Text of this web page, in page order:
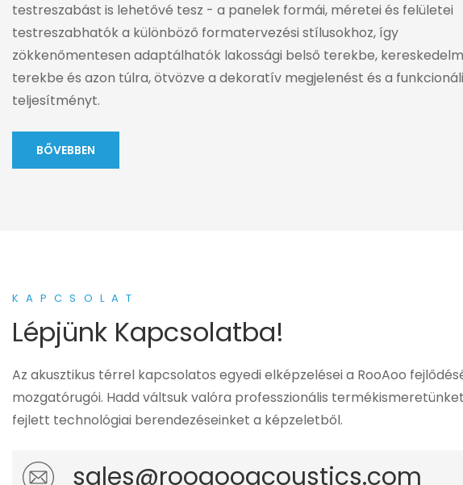
testreszabást is lehetővé tesz - a panelek formái, méretei és felületei
testreszabhatók a különböző formatervezési stílusokhoz, így
zökkenőmentesen adaptálhatók lakossági belső terekbe,
terekbe és azon túlra, ötvözve a dekoratív megjelenést és a
teljesítményt.
BŐVEBBEN
KAPCSOLAT
Lépjünk Kapcsolatba!
Az akusztikus térrel kapcsolatos egyedi elképzelései a RooAoo
mozgatórugói. Hadd váltsuk valóra professzionális
fejlett technológiai berendezéseinket a képzeletből.
sales@rooaooacoustics.com